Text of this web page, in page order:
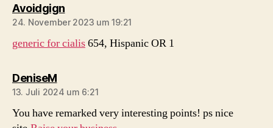
Avoidgignsagt:
24. November 2023 um 19:21
generic for cialis654, Hispanic OR 1
DeniseMsagt:
13. Juli 2024 um 6:21
You have remarked very interesting points! ps nice